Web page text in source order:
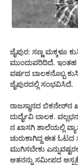
ಜೈಪುರ: ಸಣ್ಣ ಮಕ್ಕಳೂ
ಮುಂದುವರಿದಿದೆ. ಇಂತಹ
ವರ್ಷದ ಬಾಲಕನೊಬ್ಬ
ಜೈಪುರದಲ್ಲಿ ಸಂಭವಿಸಿದೆ.
ರಾಜಸ್ಥಾನದ ಬಿಕನೇರ್​ನ
ದುರ್ದೈವಿ ಬಾಲಕ.
ನ ಖಾಸಗಿ ಶಾಲೆಯಲ್ಲಿ
ಚುರುಕಾಗಿದ್ದ ಈತ ಓಟದ
ಮುಗಿಸಬೇಕು
ಆತನನ್ನು ಸಮೀಪದ